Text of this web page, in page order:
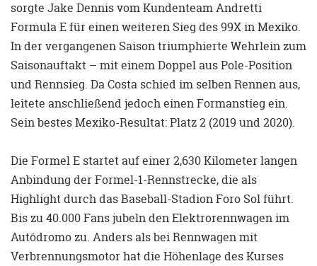
sorgte Jake Dennis vom Kundenteam Andretti
Formula E für einen weiteren Sieg des 99X in Mexiko.
In der vergangenen Saison triumphierte Wehrlein zum
Saisonauftakt – mit einem Doppel aus Pole-Position
und Rennsieg. Da Costa schied im selben Rennen aus,
leitete anschließend jedoch einen Formanstieg ein.
Sein bestes Mexiko-Resultat: Platz 2 (2019 und 2020).
Die Formel E startet auf einer 2,630 Kilometer langen
Anbindung der Formel-1-Rennstrecke, die als
Highlight durch das Baseball-Stadion Foro Sol führt.
Bis zu 40.000 Fans jubeln den Elektrorennwagen im
Autódromo zu. Anders als bei Rennwagen mit
Verbrennungsmotor hat die Höhenlage des Kurses